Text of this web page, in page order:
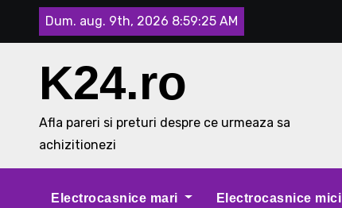
Dum. aug. 9th, 2026 8:59:26 AM
K24.ro
Afla pareri si preturi despre ce urmeaza sa
achizitionezi
Electrocasnice mari Electrocasnice mici